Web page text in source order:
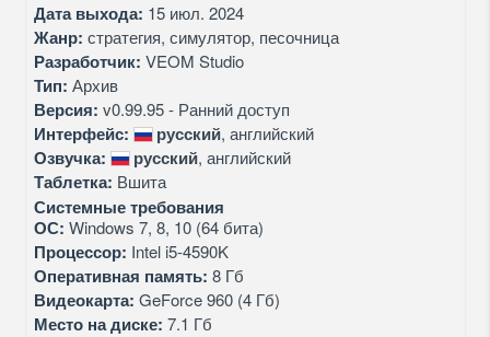
Дата выхода: 15 июл. 2024
Жанр: стратегия, симулятор, песочница
Разработчик: VEOM Studio
Тип: Архив
Версия: v0.99.95 - Ранний доступ
Интерфейс: русский, английский
Озвучка: русский, английский
Таблетка: Вшита
Системные требования
ОС: Windows 7, 8, 10 (64 бита)
Процессор: Intel i5-4590K
Оперативная память: 8 Гб
Видеокарта: GeForce 960 (4 Гб)
Место на диске: 7.1 Гб